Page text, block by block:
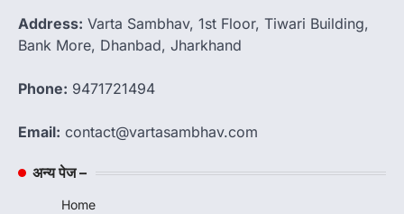
Address: Varta Sambhav, 1st Floor, Tiwari Building,
Bank More, Dhanbad, Jharkhand
Phone: 9471721494
Email: contact@vartasambhav.com
अन्य पेज –
Home